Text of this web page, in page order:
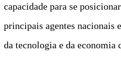
capacidade para se
principais agentes nacionais
da tecnologia e da economia